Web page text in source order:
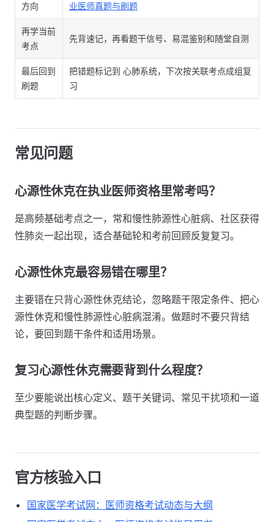
方向
业医师真题与刷题
再学当前
考点
先背速记，再看题干信号、易混鉴别和随堂自测
最后回到
刷题
把错题标记到 心肺系统，下次按关联考点成组复
习
常见问题
心源性休克在执业医师资格里常考吗？
是高频基础考点之一，常和慢性肺源性心脏病、社区获得
性肺炎一起出现，适合基础轮和考前回顾反复复习。
心源性休克最容易错在哪里？
主要错在只背心源性休克结论，忽略题干限定条件、把心
源性休克和慢性肺源性心脏病混淆。做题时不要只背结
论，要回到题干条件和适用场景。
复习心源性休克需要背到什么程度？
至少要能说出核心定义、题干关键词、常见干扰项和一道
典型题的判断步骤。
官方核验入口
国家医学考试网：医师资格考试动态与大纲